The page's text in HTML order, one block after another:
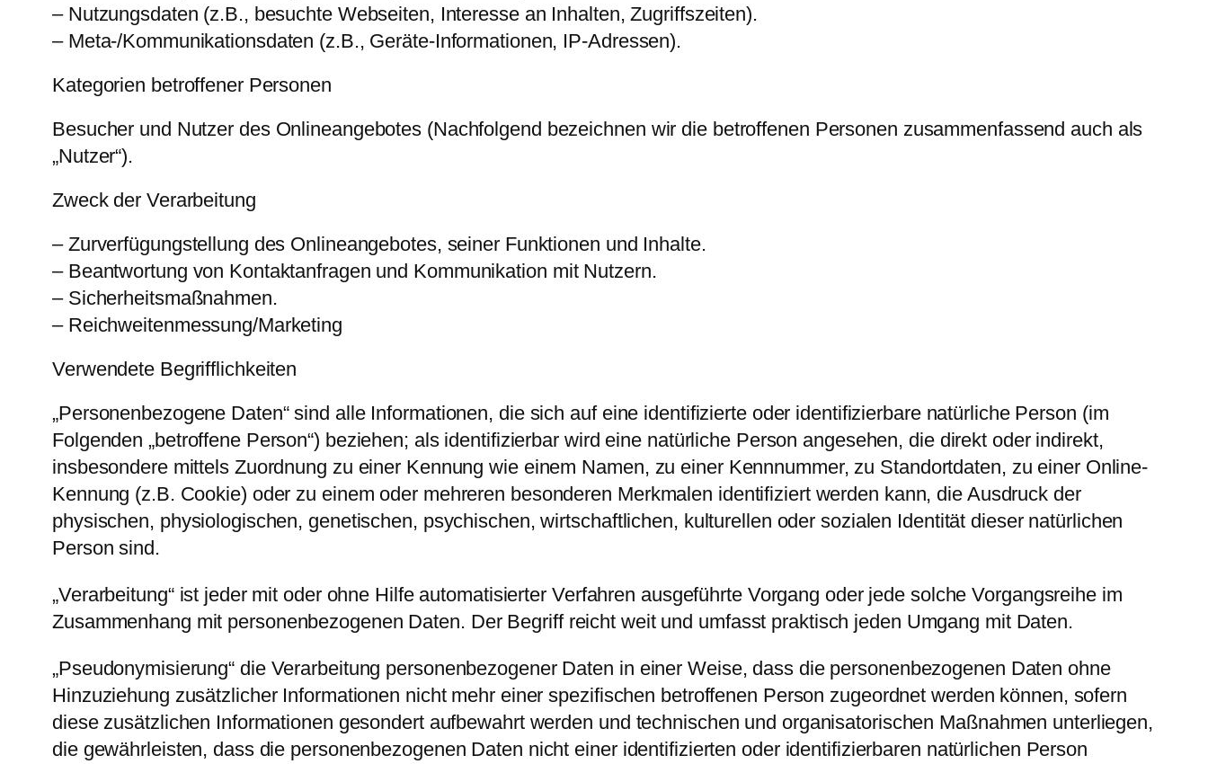
– Nutzungsdaten (z.B., besuchte Webseiten, Interesse an Inhalten, Zugriffszeiten).
– Meta-/Kommunikationsdaten (z.B., Geräte-Informationen, IP-Adressen).
Kategorien betroffener Personen
Besucher und Nutzer des Onlineangebotes (Nachfolgend bezeichnen wir die betroffenen Personen zusammenfassend auch als
„Nutzer“).
Zweck der Verarbeitung
– Zurverfügungstellung des Onlineangebotes, seiner Funktionen und Inhalte.
– Beantwortung von Kontaktanfragen und Kommunikation mit Nutzern.
– Sicherheitsmaßnahmen.
– Reichweitenmessung/Marketing
Verwendete Begrifflichkeiten
„Personenbezogene Daten“ sind alle Informationen, die sich auf eine identifizierte oder identifizierbare natürliche Person (im
Folgenden „betroffene Person“) beziehen; als identifizierbar wird eine natürliche Person angesehen, die direkt oder indirekt,
insbesondere mittels Zuordnung zu einer Kennung wie einem Namen, zu einer Kennnummer, zu Standortdaten, zu einer Online-
Kennung (z.B. Cookie) oder zu einem oder mehreren besonderen Merkmalen identifiziert werden kann, die Ausdruck der
physischen, physiologischen, genetischen, psychischen, wirtschaftlichen, kulturellen oder sozialen Identität dieser natürlichen
Person sind.
„Verarbeitung“ ist jeder mit oder ohne Hilfe automatisierter Verfahren ausgeführte Vorgang oder jede solche Vorgangsreihe im
Zusammenhang mit personenbezogenen Daten. Der Begriff reicht weit und umfasst praktisch jeden Umgang mit Daten.
„Pseudonymisierung“ die Verarbeitung personenbezogener Daten in einer Weise, dass die personenbezogenen Daten ohne
Hinzuziehung zusätzlicher Informationen nicht mehr einer spezifischen betroffenen Person zugeordnet werden können, sofern
diese zusätzlichen Informationen gesondert aufbewahrt werden und technischen und organisatorischen Maßnahmen unterliegen,
die gewährleisten, dass die personenbezogenen Daten nicht einer identifizierten oder identifizierbaren natürlichen Person